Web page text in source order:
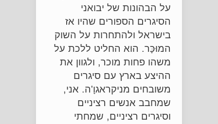
על הבהונות של יבואני
הסיגרים הספורים שהיו אז
בישראל ולהתחרות על השוק
המוּכָּר. הוא החליט ללכת על
משהו פחות מוכר, ולגוון את
ההיצע בארץ עם סיגרים
משובחים מניקראגוָ'ה. אני,
שמחבב אנשים רציניים
וסיגרים רציניים, שמחתי